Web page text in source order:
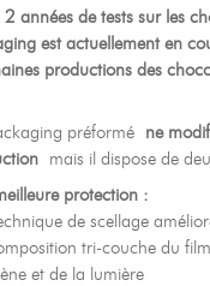
de protection de la vie
2 années de tests sur les
est actuellement en
productions des
préformé ne
mais il dispose de
protection :
de scellage
tri-couche du
et de la lumière